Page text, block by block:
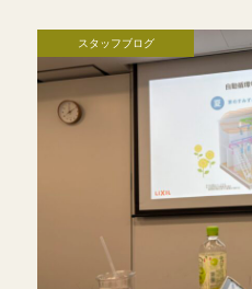
スタッフブログ